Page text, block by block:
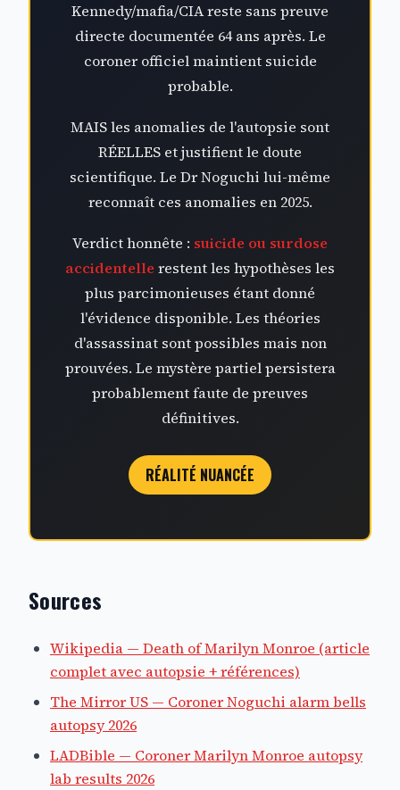
Kennedy/mafia/CIA reste sans preuve
directe documentée 64 ans après. Le
coroner officiel maintient suicide
probable.
MAIS les anomalies de l'autopsie sont
RÉELLES et justifient le doute
scientifique. Le Dr Noguchi lui-même
reconnaît ces anomalies en 2025.
Verdict honnête : suicide ou surdose
accidentelle restent les hypothèses les
plus parcimonieuses étant donné
l'évidence disponible. Les théories
d'assassinat sont possibles mais non
prouvées. Le mystère partiel persistera
probablement faute de preuves
définitives.
RÉALITÉ NUANCÉE
Sources
Wikipedia — Death of Marilyn Monroe (article
complet avec autopsie + références)
The Mirror US — Coroner Noguchi alarm bells
autopsy 2026
LADBible — Coroner Marilyn Monroe autopsy
lab results 2026